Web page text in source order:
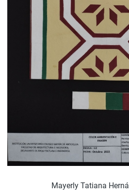
Mayerly Tatiana